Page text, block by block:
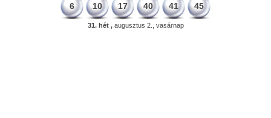
6 10 17 40 41 45
31. hét ,augusztus 2., vasárnap